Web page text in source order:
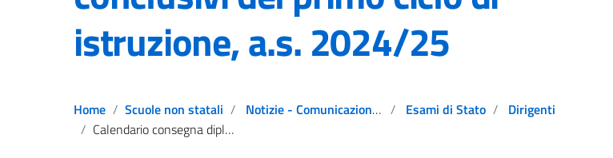
istruzione, a.s. 2024/25
Home Scuole non statali Notizie - Comunicazioni - Avvisi Esami di Stato
Dirigenti
Calendario consegna diplomi conclusivi del primo ciclo di istruzione, a.s. 2024/25